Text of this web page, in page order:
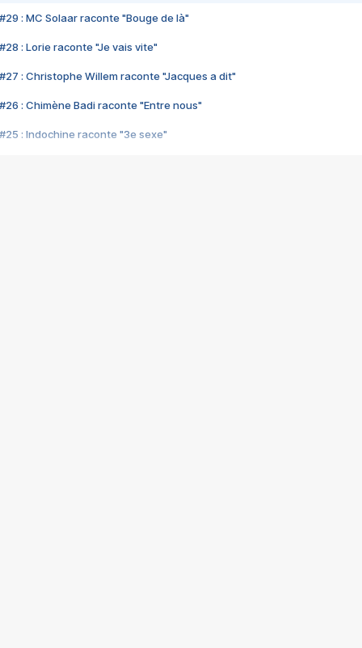
#29 : MC Solaar raconte "Bouge de là"
#28 : Lorie raconte "Je vais vite"
#27 : Christophe Willem raconte "Jacques a dit"
#26 : Chimène Badi raconte "Entre nous"
#25 : Indochine raconte "3e sexe"